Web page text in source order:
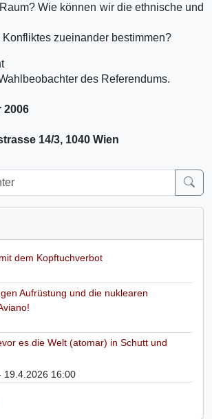
Wie können wir die ethnische und
zueinander bestimmen?
des Referendums.
2006
14/3, 1040 Wien
dem Kopftuchverbot
Aufrüstung und die nuklearen
es die Welt (atomar) in Schutt und
19.4.2026 16:00